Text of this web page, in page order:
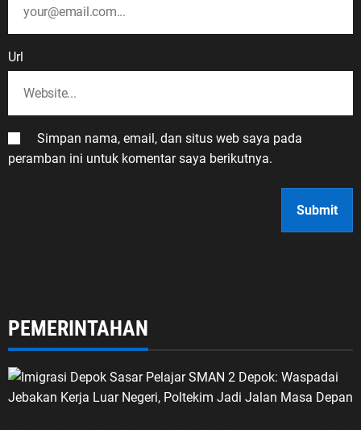
Url
Simpan nama, email, dan situs web saya pada
peramban ini untuk komentar saya berikutnya.
PEMERINTAHAN